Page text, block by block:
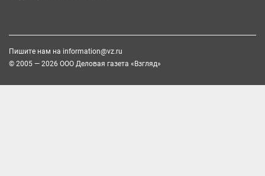
Пишите нам на information@vz.ru
© 2005 — 2026 ООО Деловая газета «Взгляд»